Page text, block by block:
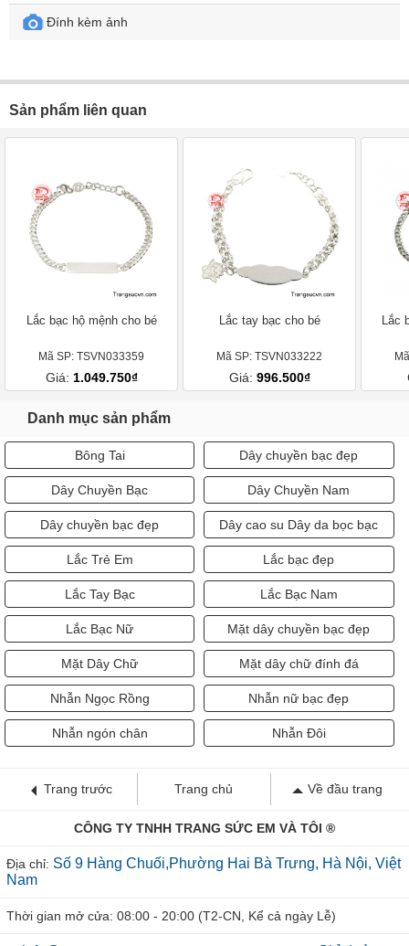
Đính kèm ảnh
Sản phẩm liên quan
Lắc bạc hộ mệnh cho bé
Mã SP: TSVN033359
Giá: 1.049.750₫
Lắc tay bạc cho bé
Mã SP: TSVN033222
Giá: 996.500₫
Lắc
Danh mục sản phẩm
Bông Tai Dây chuyền bạc đẹp
Dây Chuyền Bạc Dây Chuyền Nam
Dây chuyền bạc đẹp Dây cao su Dây da bọc bạc
Lắc Trẻ Em Lắc bạc đẹp
Lắc Tay Bạc Lắc Bạc Nam
Lắc Bạc Nữ Mặt dây chuyền bạc đẹp
Mặt Dây Chữ Mặt dây chữ đính đá
Nhẫn Ngọc Rồng Nhẫn nữ bạc đẹp
Nhẫn ngón chân Nhẫn Đôi
Trang trước Trang chủ Về đầu trang
CÔNG TY TNHH TRANG SỨC EM VÀ TÔI ®
Địa chỉ: Số 9 Hàng Chuối,Phường Hai Bà Trưng, Hà Nội, Việt
Nam
Thời gian mở cửa: 08:00 - 20:00 (T2-CN, Kể cả ngày Lễ)